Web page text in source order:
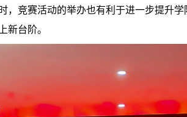
，竞赛活动的举办也有利于进一步提升学
新台阶。